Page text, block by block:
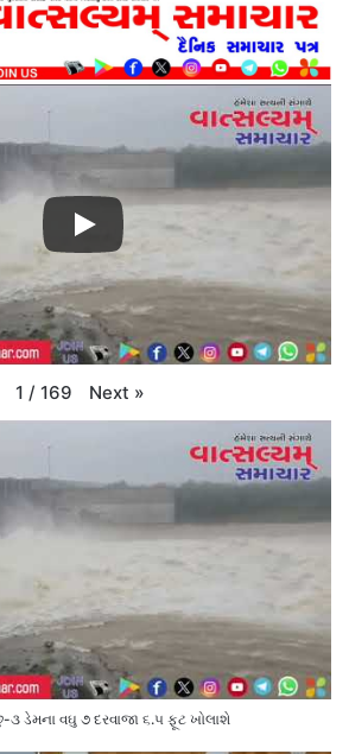
1 / 169 Next »
૩ ડેમના વઘુ ૭ દરવાજા ૬.૫ ફૂટ ખોલાશે